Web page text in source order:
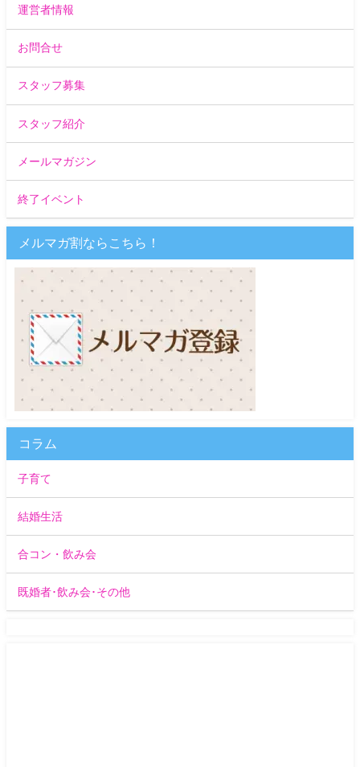
運営者情報
お問合せ
スタッフ募集
スタッフ紹介
メールマガジン
終了イベント
メルマガ割ならこちら！
コラム
子育て
結婚生活
合コン・飲み会
既婚者･飲み会･その他